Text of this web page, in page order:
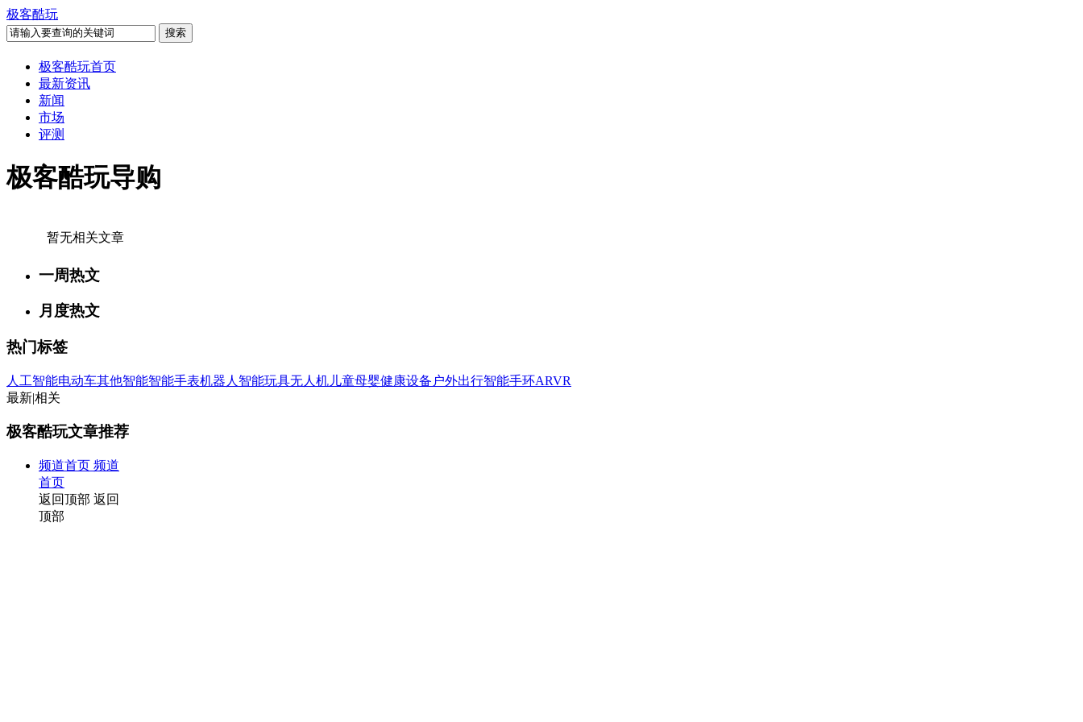
极客酷玩
极客酷玩首页
最新资讯
新闻
市场
评测
极客酷玩导购
暂无相关文章
一周热文
月度热文
热门标签
人工智能电动车其他智能智能手表机器人 智能玩具无人机 儿童母婴健康设备 户外出行智能手环ARVR
最新|相关
极客酷玩文章推荐
频道首页 频道
首页
返回顶部 返回
顶部